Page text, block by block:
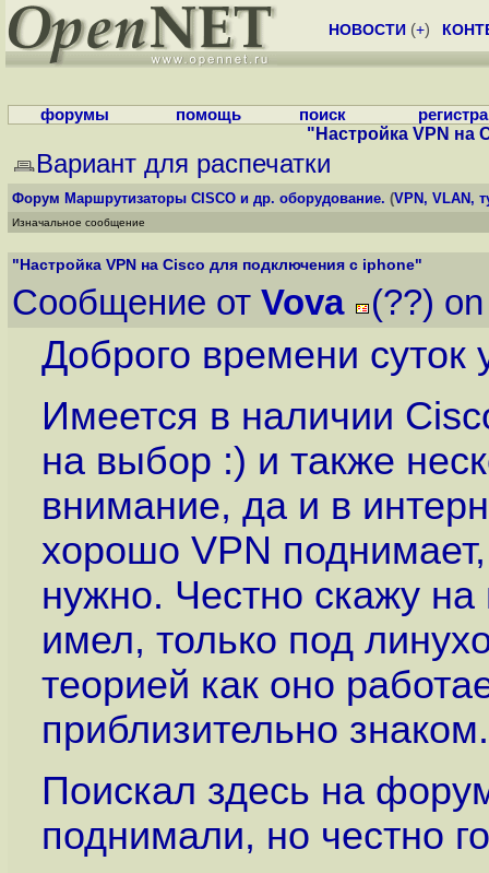
НОВОСТИ (+)
форумы помощь поиск
"Настройка VPN на
Вариант для распечатки
Форум Маршрутизаторы CISCO и др. оборудование. (VPN, VLAN,
Изначальное сообщение
"Настройка VPN на Cisco для подключения с iphone"
Сообщение от Vova (??)
Доброго времени
Имеется в наличии
на выбор :) и также
внимание, да и в
хорошо VPN
нужно. Честно скажу
имел, только под
теорией как оно
приблизительно знаком.
Поискал здесь на
поднимали, но честно